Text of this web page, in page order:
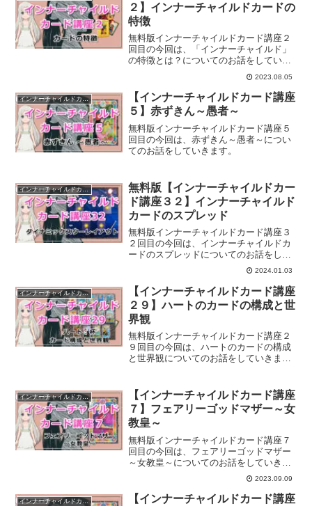
２】インナーチャイルドカードの
特徴
無料版インナーチャイルドカード講座２
回目の今回は、「インナーチャイルド」
の特徴とは？についてのお話をしていき
2023.08.05
インナーチャイルドカード講座
【インナーチャイルドカード講座
５】赤ずきん～愚者～
無料版インナーチャイルドカード講座５
回目の今回は、赤ずきん～愚者～につい
てのお話をしていきます。
インナーチャイルドカード講座
無料版【インナーチャイルドカー
ド講座３２】インナーチャイルド
カードのスプレッド
無料版インナーチャイルドカード講座３
２回目の今回は、インナーチャイルドカ
ードのスプレッドについてのお話をして
2024.01.03
インナーチャイルドカード講座
【インナーチャイルドカード講座
２９】ハートのカードの構成と世
界観
無料版インナーチャイルドカード講座２
９回目の今回は、ハートのカードの構成
と世界観についてのお話をしていきま
インナーチャイルドカード講座
【インナーチャイルドカード講座
７】フェアリーゴッドマザー～女
教皇～
無料版インナーチャイルドカード講座７
回目の今回は、フェアリーゴッドマザー
～女教皇～についてのお話をしていきま
2023.09.09
インナーチャイルドカード講座
【インナーチャイルドカード講座